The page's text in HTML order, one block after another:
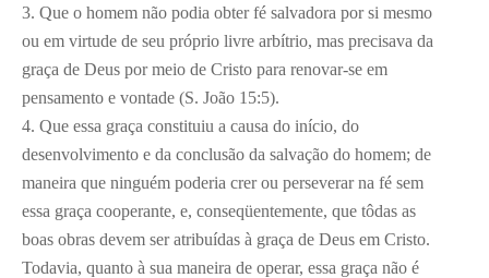
3. Que o homem não podia obter fé salvadora por si mesmo
ou em virtude de seu próprio livre arbítrio, mas precisava da
graça de Deus por meio de Cristo para renovar-se em
pensamento e vontade (S. João 15:5).
4. Que essa graça constituiu a causa do início, do
desenvolvimento e da conclusão da salvação do homem; de
maneira que ninguém poderia crer ou perseverar na fé sem
essa graça cooperante, e, conseqüentemente, que tôdas as
boas obras devem ser atribuídas à graça de Deus em Cristo.
Todavia, quanto à sua maneira de operar, essa graça não é